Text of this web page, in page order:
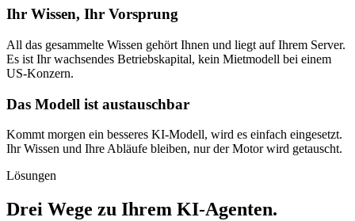
Ihr Wissen, Ihr Vorsprung
All das gesammelte Wissen gehört Ihnen und liegt auf Ihrem Server.
Es ist Ihr wachsendes Betriebskapital, kein Mietmodell bei einem
US-Konzern.
Das Modell ist austauschbar
Kommt morgen ein besseres KI-Modell, wird es einfach eingesetzt.
Ihr Wissen und Ihre Abläufe bleiben, nur der Motor wird getauscht.
Lösungen
Drei Wege zu Ihrem KI-Agenten.